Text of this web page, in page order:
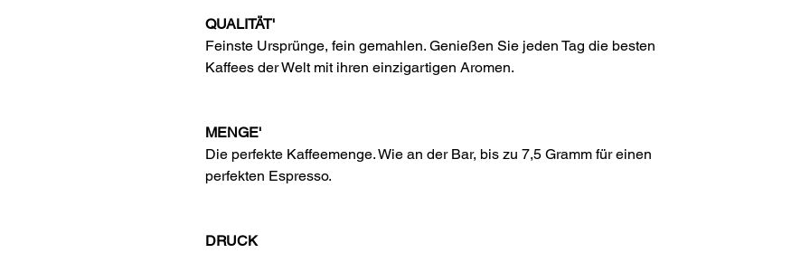
QUALITÄT'
Feinste Ursprünge, fein gemahlen. Genießen Sie jeden Tag die besten
Kaffees der Welt mit ihren einzigartigen Aromen.
MENGE'
Die perfekte Kaffeemenge. Wie an der Bar, bis zu 7,5 Gramm für einen
perfekten Espresso.
DRUCK